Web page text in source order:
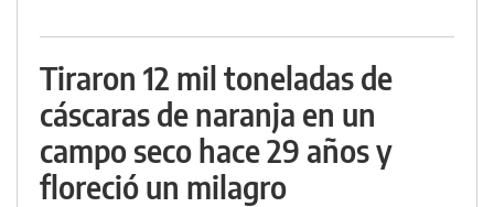
Tiraron 12 mil toneladas de
cáscaras de naranja en un
campo seco hace 29 años y
floreció un milagro